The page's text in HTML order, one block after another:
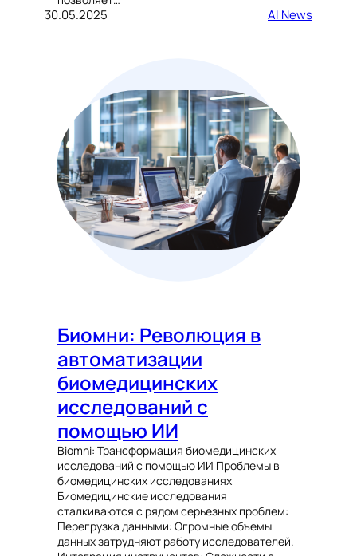
30.05.2025 AI News
Биомни: Революция в
автоматизации
биомедицинских
исследований с
помощью ИИ
Biomni: Трансформация биомедицинских
исследований с помощью ИИ Проблемы в
биомедицинских исследованиях
Биомедицинские исследования
сталкиваются с рядом серьезных проблем:
Перегрузка данными: Огромные объемы
данных затрудняют работу исследователей.